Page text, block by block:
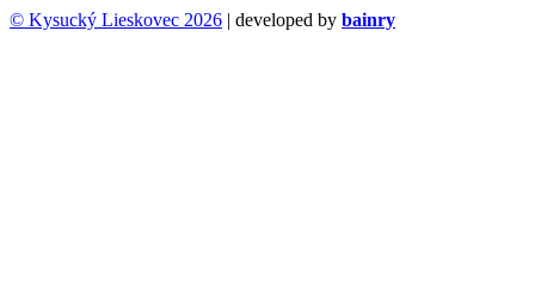
© Kysucký Lieskovec 2026 | developed by bainry